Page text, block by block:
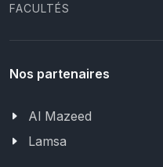
FACULTÉS
Nos partenaires
Al Mazeed
Lamsa